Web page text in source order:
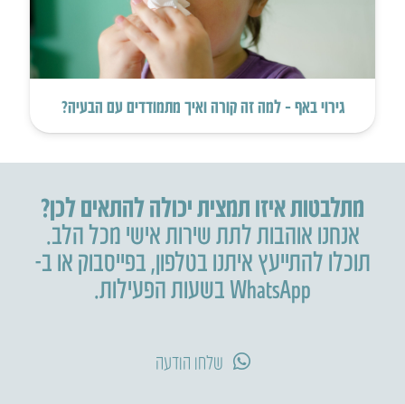
גירוי באף – למה זה קורה ואיך מתמודדים עם הבעיה?
מתלבטות איזו תמצית יכולה להתאים לכן?
אנחנו אוהבות לתת שירות אישי מכל הלב.
תוכלו להתייעץ איתנו בטלפון,בפייסבוק או ב-
WhatsApp בשעות הפעילות.
שלחו הודעה